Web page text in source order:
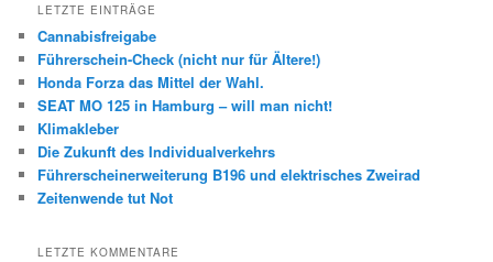
LETZTE EINTRÄGE
Cannabisfreigabe
Führerschein-Check (nicht nur für Ältere!)
Honda Forza das Mittel der Wahl.
SEAT MO 125 in Hamburg – will man nicht!
Klimakleber
Die Zukunft des Individualverkehrs
Führerscheinerweiterung B196 und elektrisches Zweirad
Zeitenwende tut Not
LETZTE KOMMENTARE